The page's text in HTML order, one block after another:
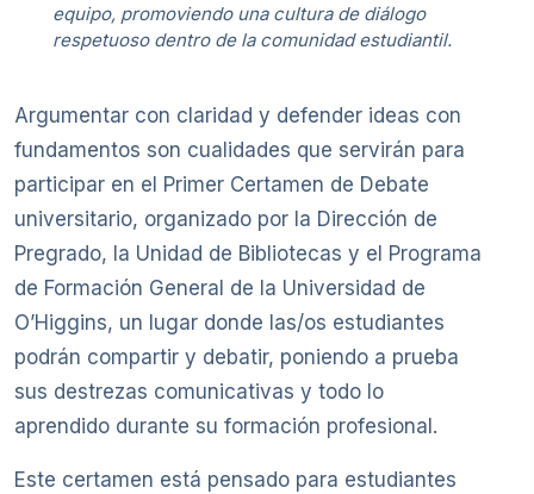
equipo, promoviendo una cultura de diálogo
respetuoso dentro de la comunidad estudiantil.
Argumentar con claridad y defender ideas con
fundamentos son cualidades que servirán para
participar en el Primer Certamen de Debate
universitario, organizado por la Dirección de
Pregrado, la Unidad de Bibliotecas y el Programa
de Formación General de la Universidad de
O’Higgins, un lugar donde las/os estudiantes
podrán compartir y debatir, poniendo a prueba
sus destrezas comunicativas y todo lo
aprendido durante su formación profesional.
Este certamen está pensado para estudiantes